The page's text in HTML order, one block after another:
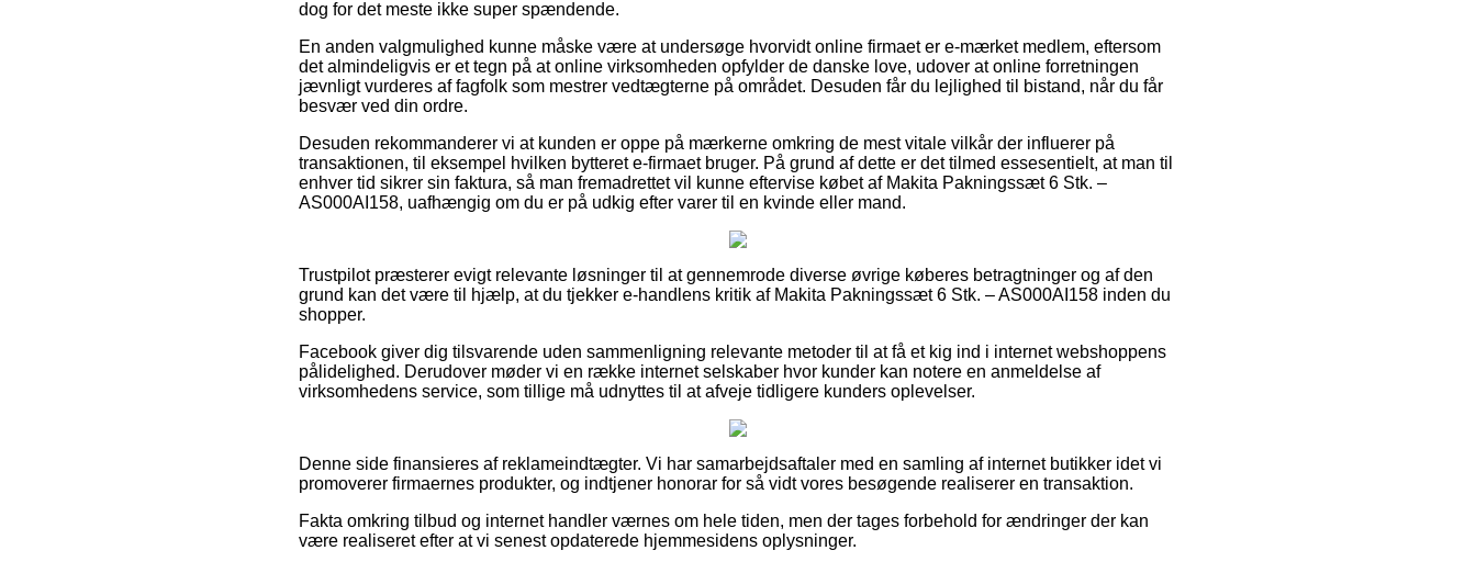
dog for det meste ikke super spændende.
En anden valgmulighed kunne måske være at undersøge hvorvidt online firmaet er e-mærket medlem, eftersom
det almindeligvis er et tegn på at online virksomheden opfylder de danske love, udover at online forretningen
jævnligt vurderes af fagfolk som mestrer vedtægterne på området. Desuden får du lejlighed til bistand, når du får
besvær ved din ordre.
Desuden rekommanderer vi at kunden er oppe på mærkerne omkring de mest vitale vilkår der influerer på
transaktionen, til eksempel hvilken bytteret e-firmaet bruger. På grund af dette er det tilmed essesentielt, at man til
enhver tid sikrer sin faktura, så man fremadrettet vil kunne eftervise købet af Makita Pakningssæt 6 Stk. –
AS000AI158, uafhængig om du er på udkig efter varer til en kvinde eller mand.
Trustpilot præsterer evigt relevante løsninger til at gennemrode diverse øvrige køberes betragtninger og af den
grund kan det være til hjælp, at du tjekker e-handlens kritik af Makita Pakningssæt 6 Stk. – AS000AI158 inden du
shopper.
Facebook giver dig tilsvarende uden sammenligning relevante metoder til at få et kig ind i internet webshoppens
pålidelighed. Derudover møder vi en række internet selskaber hvor kunder kan notere en anmeldelse af
virksomhedens service, som tillige må udnyttes til at afveje tidligere kunders oplevelser.
Denne side finansieres af reklameindtægter. Vi har samarbejdsaftaler med en samling af internet butikker idet vi
promoverer firmaernes produkter, og indtjener honorar for så vidt vores besøgende realiserer en transaktion.
Fakta omkring tilbud og internet handler værnes om hele tiden, men der tages forbehold for ændringer der kan
være realiseret efter at vi senest opdaterede hjemmesidens oplysninger.